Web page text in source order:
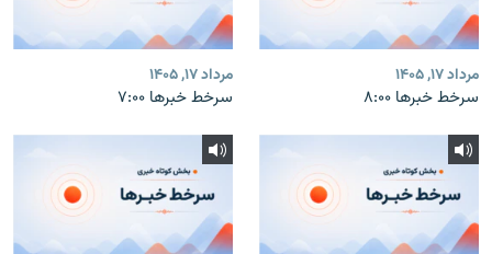
مرداد ۱۷, ۱۴۰۵
سرخط خبرها ۸:۰۰
مرداد ۱۷, ۱۴۰۵
سرخط خبرها ۷:۰۰